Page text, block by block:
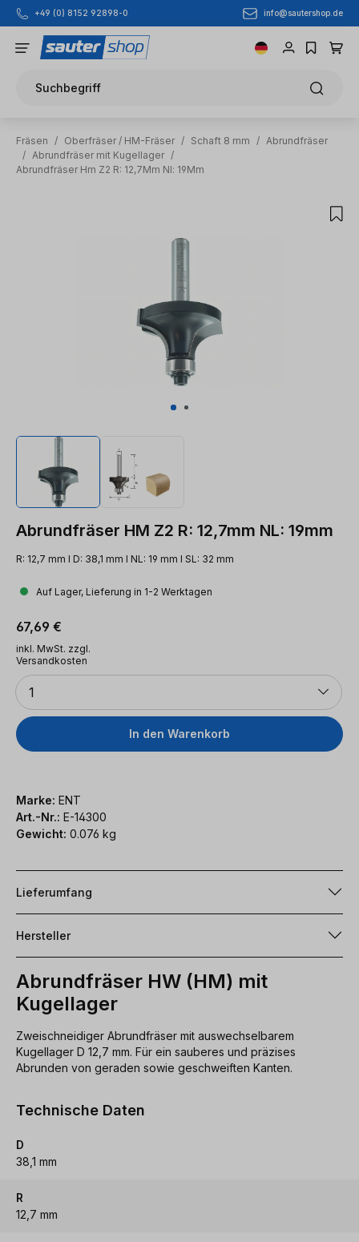
Zum Hauptinhalt springen
+49 (0) 8152 92898-0 info@sautershop.de
Suchbegriff
Fräsen / Oberfräser / HM-Fräser / Schaft 8 mm / Abrundfräser
/ Abrundfräser mit Kugellager /
Abrundfräser Hm Z2 R: 12,7Mm Nl: 19Mm
Abrundfräser HM Z2 R: 12,7mm NL: 19mm
R: 12,7 mm l D: 38,1 mm l NL: 19 mm l SL: 32 mm
Auf Lager, Lieferung in 1-2 Werktagen
Regulärer Preis:
67,69 €
inkl. MwSt. zzgl.
Versandkosten
Anzahl
1
In den Warenkorb
Marke: ENT
Art.-Nr.: E-14300
Gewicht: 0.076 kg
Lieferumfang
Hersteller
Abrundfräser HW (HM) mit
Kugellager
Zweischneidiger Abrundfräser mit auswechselbarem
Kugellager D 12,7 mm. Für ein sauberes und präzises
Abrunden von geraden sowie geschweiften Kanten.
Technische Daten
D
38,1 mm
R
12,7 mm